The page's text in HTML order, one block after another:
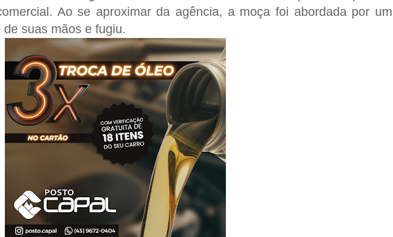
Ao se aproximar da agência, a moça foi abordada por um
suas mãos e fugiu.